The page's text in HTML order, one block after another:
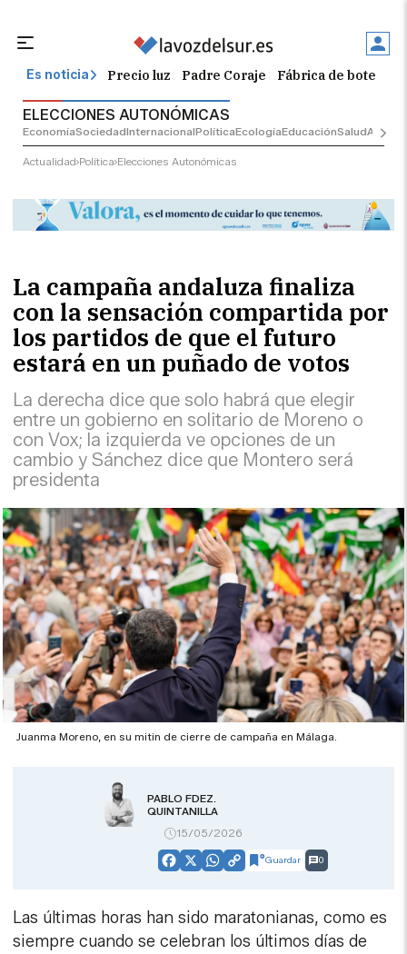
Es noticia Precio luz Padre Coraje Fábrica de botellas
ELECCIONES AUTONÓMICAS
EconomíaSociedadInternacionalPolíticaEcologíaEducaciónSalud
Actualidad Política Elecciones Autonómicas
La campaña andaluza finaliza
con la sensación compartida por
los partidos de que el futuro
estará en un puñado de votos
La derecha dice que solo habrá que elegir
entre un gobierno en solitario de Moreno o
con Vox; la izquierda ve opciones de un
cambio y Sánchez dice que Montero será
presidenta
Juanma Moreno, en su mitin de cierre de campaña en Málaga.
PABLO FDEZ.
QUINTANILLA
15/05/2026
Facebook
X WhatsApp
CopyGuardar 0
Las últimas horas han sido maratonianas, como es
siempre cuando se celebran los últimos días de